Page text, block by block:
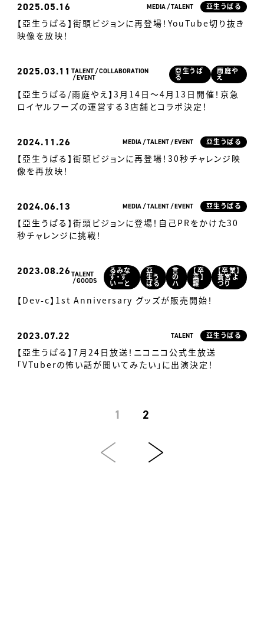
2025 05.16 MEDIA TALENT 亞生うぱる
【亞生うぱる】街頭ビジョンに再登場！YouTube切り抜き
映像を放映！
2025 03.11 TALENT COLLABORATION
EVENT
亞生うぱ
る
雨庭や
え
【亞生うぱる/雨庭やえ】3月14日〜4月13日開催！京急
ロイヤルフーズの運営する3店舗とコラボ決定！
2024 11.26 MEDIA TALENT EVENT 亞生うぱる
【亞生うぱる】街頭ビジョンに再登場！30秒チャレンジ映
像を再放映！
2024 06.13 MEDIA TALENT EVENT 亞生うぱる
【亞生うぱる】街頭ビジョンに登場！自己PRをかけた30
秒チャレンジに挑戦！
2023 08.26 TALENT
GOODS
るみな
す・す
いーと
亞
生う
ぱる
言
の
ハ
【卒
業】
糶
【卒業】
蒼宮よ
づり
【Dev-c】1st Anniversary グッズが販売開始！
2023 07.22 TALENT 亞生うぱる
【亞生うぱる】7月24日放送！ニコニコ公式生放送
「VTuberの怖い話が聞いてみたい」に出演決定！
1 2